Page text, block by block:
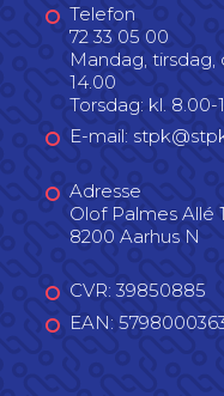
Telefon
72 33 05 00
Mandag,
14.00
Torsdag: kl. 8.00-
E-mail:
Adresse
Olof Palmes Allé
8200 Aarhus N
CVR: 39850885
EAN: